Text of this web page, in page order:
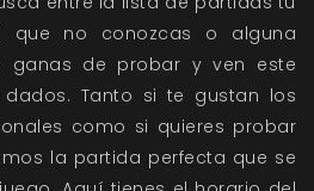
que no conozcas o alguna
ganas de probar y ven este
Tanto si te gustan los
como si quieres probar
la partida perfecta que se